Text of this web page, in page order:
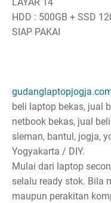
HDD : 500GB + SSD
SIAP PAKAI
beli laptop bekas, jual
netbook bekas, jual
sleman, bantul, jogja,
Yogyakarta / DIY.
Mulai dari laptop
selalu ready stok. Bila
maupun perakitan